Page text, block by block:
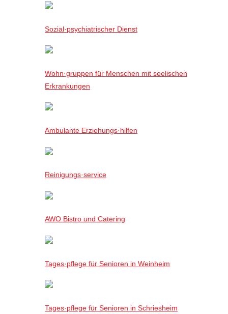
Sozial·psychiatrischer Dienst
Wohn·gruppen für Menschen mit seelischen
Erkrankungen
Ambulante Erziehungs·hilfen
Reinigungs·service
AWO Bistro und Catering
Tages·pflege für Senioren in Weinheim
Tages·pflege für Senioren in Schriesheim